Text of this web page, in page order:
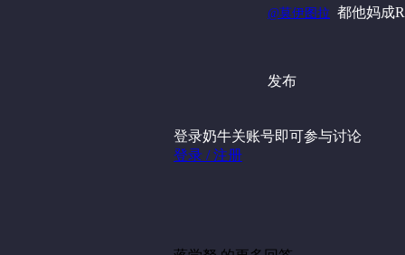
@莫伊图拉 都他妈成
发布
登录奶牛关账号即可参与讨论
登录 / 注册